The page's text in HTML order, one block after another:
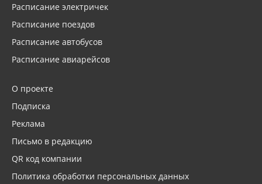
Расписание электричек
Расписание поездов
Расписание автобусов
Расписание авиарейсов
О проекте
Подписка
Реклама
Письмо в редакцию
QR код компании
Политика обработки персональных данных